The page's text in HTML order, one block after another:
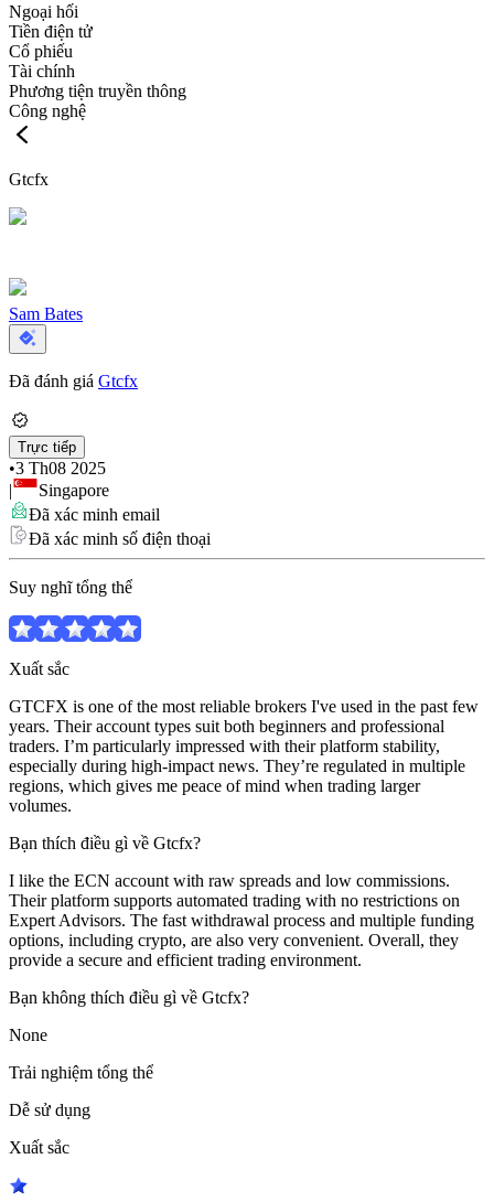
Ngoại hối
Tiền điện tử
Cổ phiếu
Tài chính
Phương tiện truyền thông
Công nghệ
Gtcfx
Sam Bates
Đã đánh giá Gtcfx
Trực tiếp
•3 Th08 2025
|
Singapore
Đã xác minh email
Đã xác minh số điện thoại
Suy nghĩ tổng thể
Xuất sắc
GTCFX is one of the most reliable brokers I've used in the past few
years. Their account types suit both beginners and professional
traders. I’m particularly impressed with their platform stability,
especially during high-impact news. They’re regulated in multiple
regions, which gives me peace of mind when trading larger
volumes.
Bạn thích điều gì về Gtcfx?
I like the ECN account with raw spreads and low commissions.
Their platform supports automated trading with no restrictions on
Expert Advisors. The fast withdrawal process and multiple funding
options, including crypto, are also very convenient. Overall, they
provide a secure and efficient trading environment.
Bạn không thích điều gì về Gtcfx?
None
Trải nghiệm tổng thể
Dễ sử dụng
Xuất sắc